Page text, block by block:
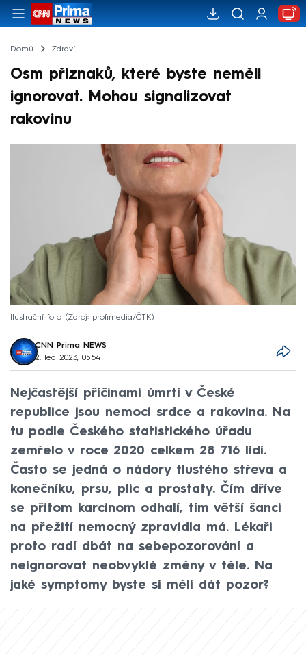
Domů Zdraví
Osm příznaků, které byste neměli
ignorovat. Mohou signalizovat
rakovinu
Ilustrační foto Zdroj: profimedia/ČTK
CNN Prima NEWS
2. led 2023, 05:54
Nejčastější příčinami úmrtí v České
republice jsou nemoci srdce a rakovina. Na
tu podle Českého statistického úřadu
zemřelo v roce 2020 celkem 28 716 lidí.
Často se jedná o nádory tlustého střeva a
konečníku, prsu, plic a prostaty. Čím dříve
se přitom karcinom odhalí, tím větší šanci
na přežití nemocný zpravidla má. Lékaři
proto radí dbát na sebepozorování a
neignorovat neobvyklé změny v těle. Na
jaké symptomy byste si měli dát pozor?